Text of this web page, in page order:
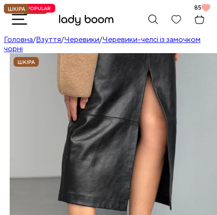
Головна/Взуття/Черевики/Черевики-челсі із замочком
чорні
85